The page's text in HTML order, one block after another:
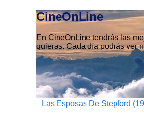
CineOnLine
En CineOnLine tendrás las
quieras. Cada día podrás ver
Las Esposas De Stepford